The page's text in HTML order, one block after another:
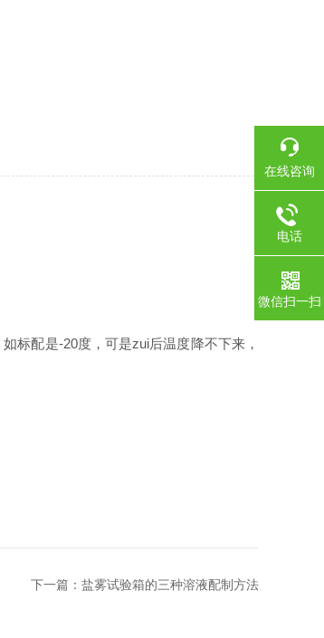
标配是-20度，可是zui后温度降不下来，
下一篇： 盐雾试验箱的三种溶液配制方法
在线咨询
电话
微信扫一扫